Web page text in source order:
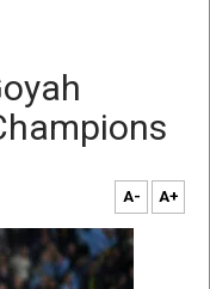
A- A+